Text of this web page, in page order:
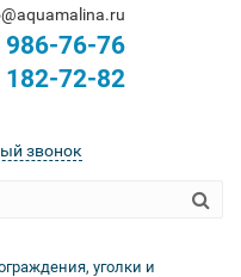
986-76-76
182-72-82
звонок
уголки и